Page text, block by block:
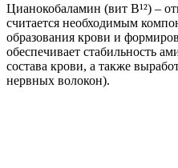
Цианокобаламин (вит B¹²) –
считается необходимым
образования крови и
обеспечивает стабильность
состава крови, а также
нервных волокон).